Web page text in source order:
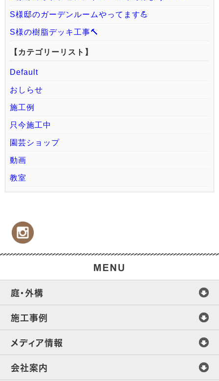
S様邸のガーデンルームやってます💪
S様の樹脂デッキ工事🔨
【カテゴリーリスト】
Default
おしらせ
施工例
只今施工中
園芸ショップ
動画
教室
庭・外構
施工事例
メディア情報
会社案内